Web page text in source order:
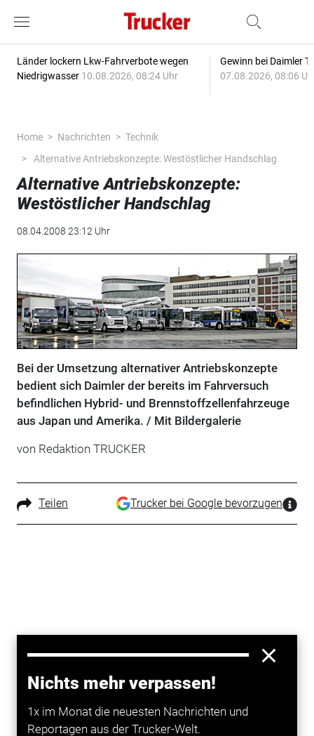
Länder lockern Lkw-Fahrverbote wegen
Niedrigwasser 10.08.2026, 08:24 Uhr
Gewinn bei Daimler
07.08.2026, 08:06
Home Nachrichten
Technik
Alternative Antriebskonzepte: Westöstlicher Handschlag
Alternative Antriebskonzepte:
Westöstlicher Handschlag
08.04.2008 23:12 Uhr
Bei der Umsetzung alternativer Antriebskonzepte
bedient sich Daimler der bereits im Fahrversuch
befindlichen Hybrid- und Brennstoffzellenfahrzeuge
aus Japan und Amerika. / Mit Bildergalerie
von Redaktion TRUCKER
Teilen Trucker bei Google bevorzugen
Nichts mehr verpassen!
1x im Monat die neuesten Nachrichten und
Reportagen aus der Trucker-Welt.